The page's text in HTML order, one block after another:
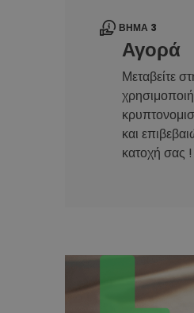
ΒΉΜΑ 3
Αγορά
Μεταβείτε
και
κατοχή σας !